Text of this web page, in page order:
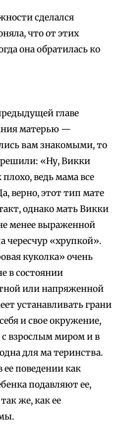
сделался
что от этих
она обратилась ко
главе
матерью —
вам знакомыми, то
решили: «Ну, Викки
ведь мама все
верно, этот тип мате
однако мать Викки
менее выраженной
«хрупкой».
куколка» очень
в состоянии
или напряженной
устанавливать грани
и свое окружение,
с взрослым миром и в
для ма теринства.
ее поведении как
подавляют ее,
же, как ее